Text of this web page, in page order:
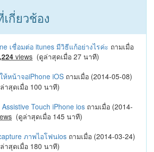
กี่ยวช้อง
เชื่อมต่อ itunes มีวิธีแก้อย่างไรค่ะ ถามเมื่อ
views (ดูล่าสุดเมื่อ 27 นาที)
ห้หน้าจอiPhone iOS ถามเมื่อ (2014-05-08)
าสุดเมื่อ 100 นาที)
Touch iPhone ios ถามเมื่อ (2014-
(ดูล่าสุดเมื่อ 145 นาที)
ภาพไอโฟนios ถามเมื่อ (2014-03-24)
าสุดเมื่อ 180 นาที)